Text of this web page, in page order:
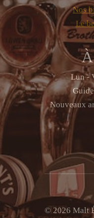
Nos
Le
Lun -
Nouveaux
© 2026 Malt